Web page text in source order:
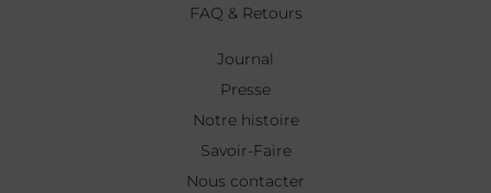
FAQ & Retours
Journal
Presse
Notre histoire
Savoir-Faire
Nous contacter